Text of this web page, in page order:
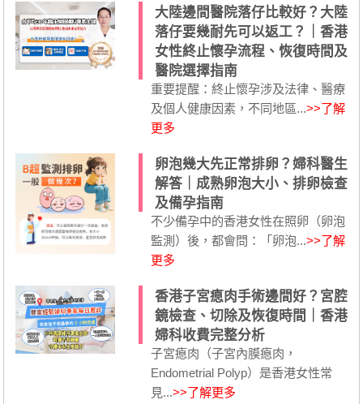
大陸邊間醫院落仔比較好？大陸
落仔要幾耐先可以返工？｜香港
女性終止懷孕流程、恢復時間及
醫院選擇指南
重要提醒：終止懷孕涉及法律、醫療
及個人健康因素，不同地區...>>了解
更多
卵泡幾大先正常排卵？婦科醫生
解答｜成熟卵泡大小、排卵檢查
及備孕指南
不少備孕中的香港女性在照卵（卵泡
監測）後，都會問：「卵泡...>>了解
更多
香港子宮瘜肉手術邊間好？宮腔
鏡檢查、切除及恢復時間｜香港
婦科收費完整分析
子宮瘜肉（子宮內膜瘜肉，
Endometrial Polyp）是香港女性常
見...>>了解更多